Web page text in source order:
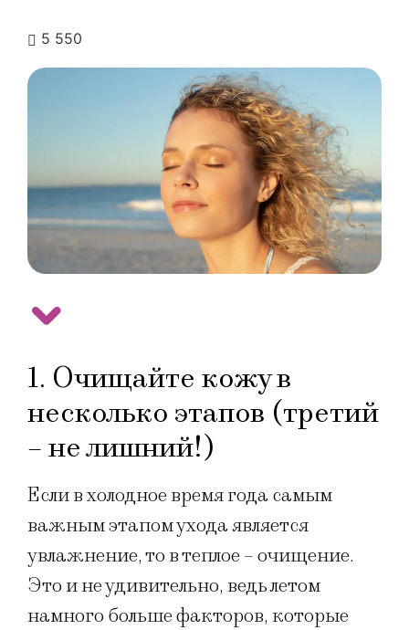
5 550
1. Очищайте кожу в
несколько этапов (третий
– не лишний!)
Если в холодное время года самым
важным этапом ухода является
увлажнение, то в теплое – очищение.
Это и не удивительно, ведь летом
намного больше факторов, которые